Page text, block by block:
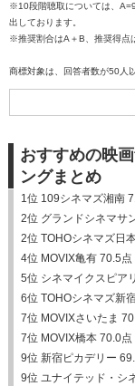
※10段階聴取については、
出しております。
※推奨割合はA＋B、推奨得点
商標対象は、回答者数が50人
おすすめの映
ングまとめ
1位 109シネマズ湘南
2位 グランドシネマサ
2位 TOHOシネマズ日
4位 MOVIX亀有 70.5点
5位 シネマイクスピア
6位 TOHOシネマズ新
7位 MOVIXさいたま
7位 MOVIX橋本 70.0点
9位 新宿ピカデリー
9位 ユナイテッド・シ